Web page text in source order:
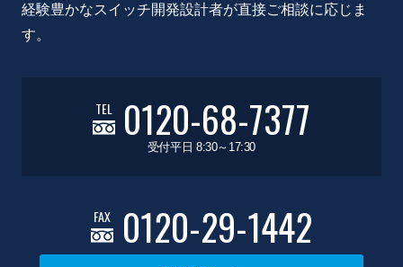
経験豊かなスイッチ開発設計者が直接ご相談に応じま
す。
TEL 0120-68-7377
受付平日 8:30～17:30
FAX 0120-29-1442